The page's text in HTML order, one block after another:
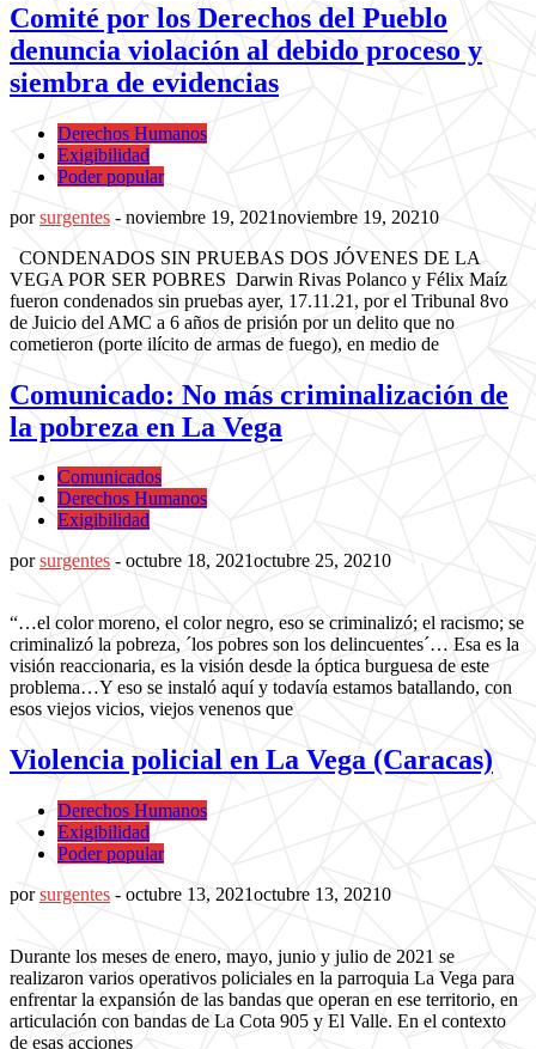
Comité por los Derechos del Pueblo
denuncia violación al debido proceso y
siembra de evidencias
Derechos Humanos
Exigibilidad
Poder popular
porsurgentes - noviembre 19, 2021noviembre 19, 20210
CONDENADOS SIN PRUEBAS DOS JÓVENES DE LA
VEGA POR SER POBRES Darwin Rivas Polanco y Félix Maíz
fueron condenados sin pruebas ayer, 17.11.21, por el Tribunal 8vo
de Juicio del AMC a 6 años de prisión por un delito que no
cometieron (porte ilícito de armas de fuego), en medio de
Comunicado: No más criminalización de
la pobreza en La Vega
Comunicados
Derechos Humanos
Exigibilidad
porsurgentes - octubre 18, 2021octubre 25, 20210
“…el color moreno, el color negro, eso se criminalizó; el racismo; se
criminalizó la pobreza, ´los pobres son los delincuentes´… Esa es la
visión reaccionaria, es la visión desde la óptica burguesa de este
problema…Y eso se instaló aquí y todavía estamos batallando, con
esos viejos vicios, viejos venenos que
Violencia policial en La Vega (Caracas)
Derechos Humanos
Exigibilidad
Poder popular
porsurgentes - octubre 13, 2021octubre 13, 20210
Durante los meses de enero, mayo, junio y julio de 2021 se
realizaron varios operativos policiales en la parroquia La Vega para
enfrentar la expansión de las bandas que operan en ese territorio, en
articulación con bandas de La Cota 905 y El Valle. En el contexto
de esas acciones